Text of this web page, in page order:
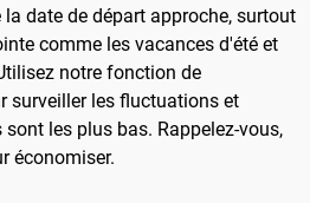
date de départ approche, surtout
comme les vacances d'été et
notre fonction de
surveiller les fluctuations et
les plus bas. Rappelez-vous,
économiser.